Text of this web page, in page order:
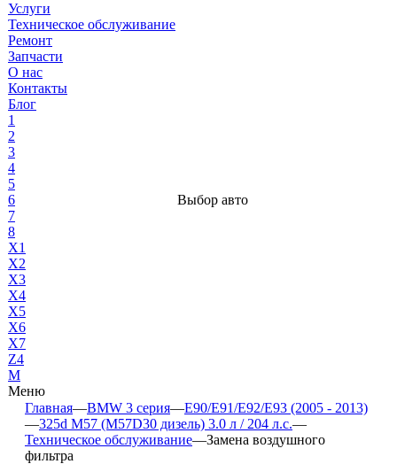
Услуги
Техническое обслуживание
Ремонт
Запчасти
О нас
Контакты
Блог
1
2
3
4
5
6
7
8
X1
X2
X3
X4
X5
X6
X7
Z4
М
Меню
Выбор авто
Главная—BMW 3 серия—E90/E91/E92/E93 (2005 - 2013)
—325d M57 (M57D30 дизель) 3.0 л / 204 л.с.—
Техническое обслуживание—Замена воздушного
фильтра